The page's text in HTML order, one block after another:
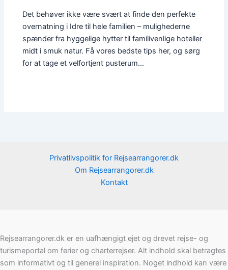
Det behøver ikke være svært at finde den perfekte
overnatning i Idre til hele familien – mulighederne
spænder fra hyggelige hytter til familivenlige hoteller
midt i smuk natur. Få vores bedste tips her, og sørg
for at tage et velfortjent pusterum…
Privatlivspolitik for Rejsearrangorer.dk
Om Rejsearrangorer.dk
Kontakt
Rejsearrangorer.dk er en uafhængigt ejet og drevet rejse- og
turismeportal om ferier og charterrejser. Alt indhold skal betragtes
som informativt og til generel inspiration. Noget indhold kan være